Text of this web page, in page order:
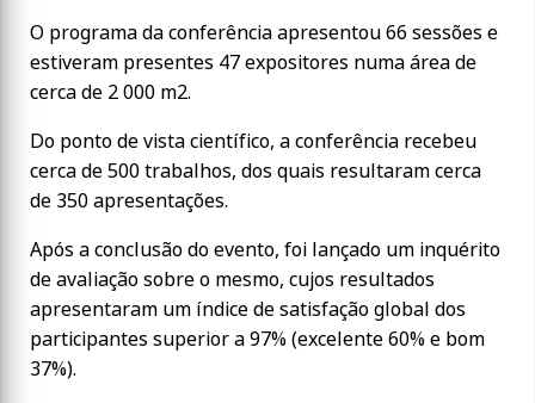
O programa da conferência apresentou 66 sessões e
estiveram presentes 47 expositores numa área de
cerca de 2 000 m2.
Do ponto de vista científico, a conferência recebeu
cerca de 500 trabalhos, dos quais resultaram cerca
de 350 apresentações.
Após a conclusão do evento, foi lançado um inquérito
de avaliação sobre o mesmo, cujos resultados
apresentaram um índice de satisfação global dos
participantes superior a 97% (excelente 60% e bom
37%).